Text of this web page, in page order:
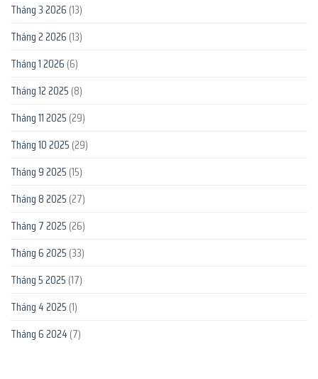
Tháng 3 2026 (13)
Tháng 2 2026 (13)
Tháng 1 2026 (6)
Tháng 12 2025 (8)
Tháng 11 2025 (29)
Tháng 10 2025 (29)
Tháng 9 2025 (15)
Tháng 8 2025 (27)
Tháng 7 2025 (26)
Tháng 6 2025 (33)
Tháng 5 2025 (17)
Tháng 4 2025 (1)
Tháng 6 2024 (7)